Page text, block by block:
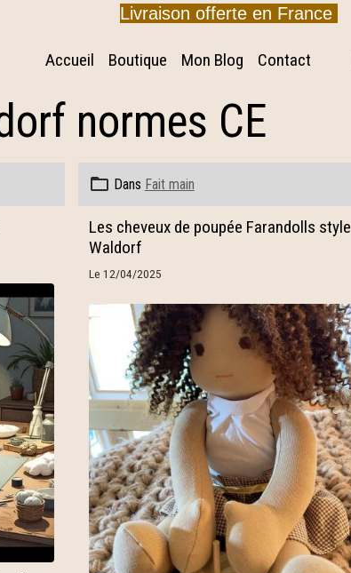
Livraison offerte en France
Accueil Boutique Mon Blog Contact
normes CE
Dans Fait main
Les cheveux de poupée Farandolls style
Waldorf
Le 12/04/2025